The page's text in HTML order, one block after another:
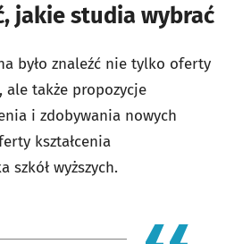
jakie studia wybrać
było znaleźć nie tylko oferty
także propozycje
i zdobywania nowych
kształcenia
szkół wyższych.